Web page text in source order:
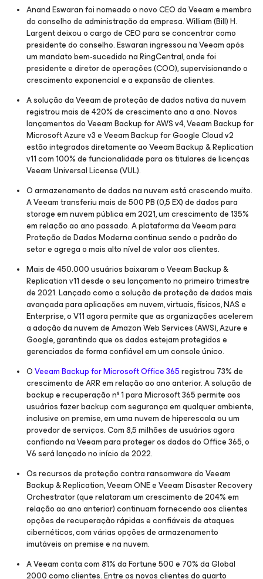
Anand Eswaran foi nomeado o novo CEO da Veeam e membro
do conselho de administração da empresa. William (Bill) H.
Largent deixou o cargo de CEO para se concentrar como
presidente do conselho. Eswaran ingressou na Veeam após
um mandato bem-sucedido na RingCentral, onde foi
presidente e diretor de operações (COO), supervisionando o
crescimento exponencial e a expansão de clientes.
A solução da Veeam de proteção de dados nativa da nuvem
registrou mais de 420% de crescimento ano a ano. Novos
lançamentos do Veeam Backupfor AWSv4, Veeam Backupfor
Microsoft Azurev3 e Veeam Backupfor Google Cloudv2
estão integrados diretamente ao Veeam Backup & Replication
v11 com 100% de funcionalidade para os titulares de licenças
Veeam Universal License (VUL).
O armazenamento de dados na nuvem está crescendo muito.
A Veeam transferiu mais de 500 PB (0,5 EX) de dados para
storage em nuvem pública em 2021, um crescimento de 135%
em relação ao ano passado. A plataforma da Veeam para
Proteção de Dados Moderna continua sendo o padrão do
setor e agrega o mais alto nível de valor aos clientes.
Mais de 450.000 usuários baixaram o Veeam Backup &
Replication v11 desde o seu lançamento no primeiro trimestre
de 2021. Lançado como a solução de proteção de dados mais
avançada para aplicações em nuvem, virtuais, físicos, NAS e
Enterprise, o V11 agora permite que as organizações acelerem
a adoção da nuvem de Amazon Web Services (AWS), Azure e
Google, garantindo que os dados estejam protegidos e
gerenciados de forma confiável em um console único.
OVeeam Backupfor Microsoft Office 365registrou 73% de
crescimento de ARR em relação ao ano anterior. A solução de
backup e recuperação nº 1 para Microsoft 365 permite aos
usuários fazer backup com segurança em qualquer ambiente,
inclusive on premise, em uma nuvem de hiperescala ou um
provedor de serviços. Com 8,5 milhões de usuários agora
confiando na Veeam para proteger os dados do Office 365, o
V6 será lançado no início de 2022.
Os recursos de proteção contra ransomware do Veeam
Backup & Replication, Veeam ONE e Veeam Disaster Recovery
Orchestrator (que relataram um crescimento de 204% em
relação ao ano anterior) continuam fornecendo aos clientes
opções de recuperação rápidas e confiáveis ​​de ataques
cibernéticos, com várias opções de armazenamento
imutáveis on premise e na nuvem.
A Veeam conta com 81% da Fortune 500 e 70% da Global
2000 como clientes. Entre os novos clientes do quarto